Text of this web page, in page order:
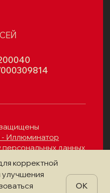
корректной
улучшения
OK